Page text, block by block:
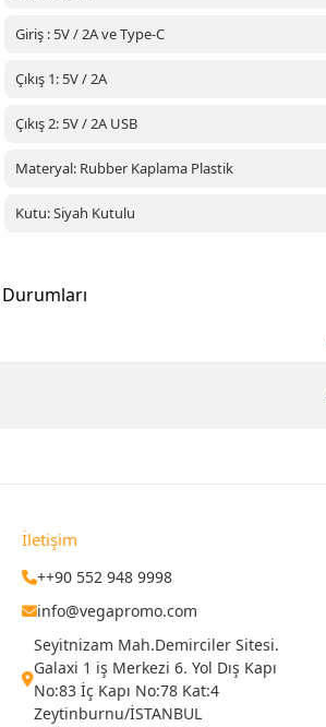
Giriş : 5V / 2A ve Type-C
Çıkış 1: 5V / 2A
Çıkış 2: 5V / 2A USB
Materyal: Rubber Kaplama Plastik
Kutu: Siyah Kutulu
İletişim
++90 552 948 9998
info@vegapromo.com
Seyitnizam Mah.Demirciler Sitesi.
Galaxi 1 iş Merkezi 6. Yol Dış Kapı
No:83 İç Kapı No:78 Kat:4
Zeytinburnu/İSTANBUL